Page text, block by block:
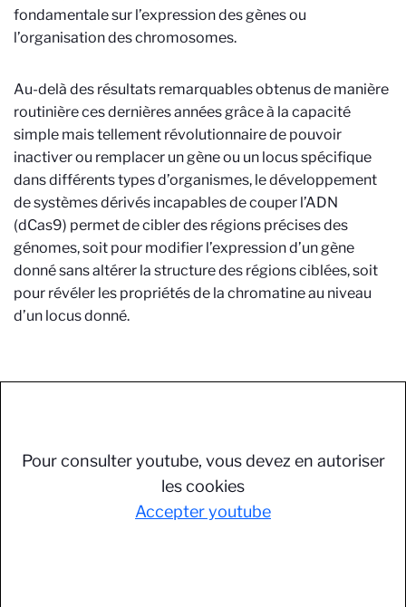
fondamentale sur l’expression des gènes ou
l’organisation des chromosomes.
Au-delà des résultats remarquables obtenus de manière
routinière ces dernières années grâce à la capacité
simple mais tellement révolutionnaire de pouvoir
inactiver ou remplacer un gène ou un locus spécifique
dans différents types d’organismes, le développement
de systèmes dérivés incapables de couper l’ADN
(dCas9) permet de cibler des régions précises des
génomes, soit pour modifier l’expression d’un gène
donné sans altérer la structure des régions ciblées, soit
pour révéler les propriétés de la chromatine au niveau
d’un locus donné.
Pour consulter youtube, vous devez en autoriser
les cookies
Accepter youtube